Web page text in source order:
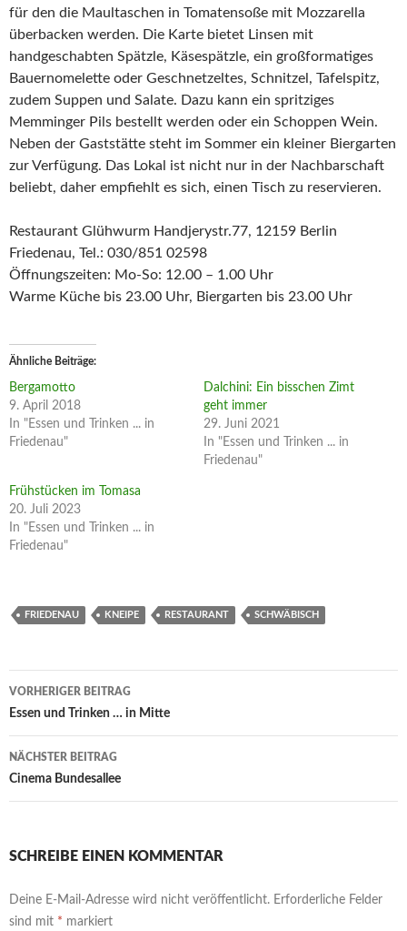
für den die Maultaschen in Tomatensoße mit Mozzarella
überbacken werden. Die Karte bietet Linsen mit
handgeschabten Spätzle, Käsespätzle, ein großformatiges
Bauernomelette oder Geschnetzeltes, Schnitzel, Tafelspitz,
zudem Suppen und Salate. Dazu kann ein spritziges
Memminger Pils bestellt werden oder ein Schoppen Wein.
Neben der Gaststätte steht im Sommer ein kleiner Biergarten
zur Verfügung. Das Lokal ist nicht nur in der Nachbarschaft
beliebt, daher empfiehlt es sich, einen Tisch zu reservieren.
Restaurant Glühwurm Handjerystr.77, 12159 Berlin
Friedenau, Tel.: 030/851 02598
Öffnungszeiten: Mo-So: 12.00 – 1.00 Uhr
Warme Küche bis 23.00 Uhr, Biergarten bis 23.00 Uhr
Ähnliche Beiträge
Bergamotto
9. April 2018
In "Essen und Trinken ... in
Friedenau"
Dalchini: Ein bisschen Zimt
geht immer
29. Juni 2021
In "Essen und Trinken ... in
Friedenau"
Frühstücken im Tomasa
20. Juli 2023
In "Essen und Trinken ... in
Friedenau"
FRIEDENAU KNEIPE RESTAURANT SCHWÄBISCH
Beitragsnavigation
VORHERIGER BEITRAG
Essen und Trinken … in Mitte
NÄCHSTER BEITRAG
Cinema Bundesallee
SCHREIBE EINEN KOMMENTAR
Deine E-Mail-Adresse wird nicht veröffentlicht. Erforderliche Felder
sind mit * markiert